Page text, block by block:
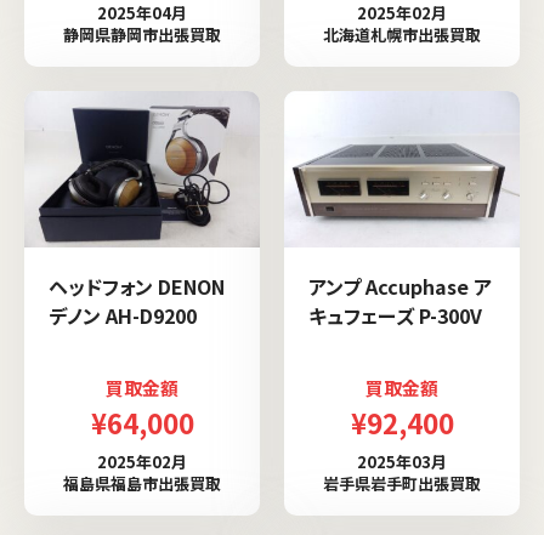
2025年04月
静岡県静岡市出張買取
2025年02月
北海道札幌市出張買取
ヘッドフォン DENON
デノン AH-D9200
買取金額
¥64,000
2025年02月
福島県福島市出張買取
アンプ Accuphase ア
キュフェーズ P-300V
買取金額
¥92,400
2025年03月
岩手県岩手町出張買取